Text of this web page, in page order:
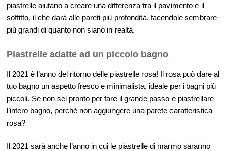
piastrelle aiutano a creare una differenza tra il pavimento e il
soffitto, il che darà alle pareti più profondità, facendole sembrare
più grandi di quanto non siano in realtà.
Piastrelle adatte ad un piccolo bagno
Il 2021 è l’anno del ritorno delle piastrelle rosa! Il rosa può dare al
tuo bagno un aspetto fresco e minimalista, ideale per i bagni più
piccoli. Se non sei pronto per fare il grande passo e piastrellare
l’intero bagno, perché non aggiungere una parete caratteristica
rosa?
Il 2021 sarà anche l’anno in cui le piastrelle di marmo saranno